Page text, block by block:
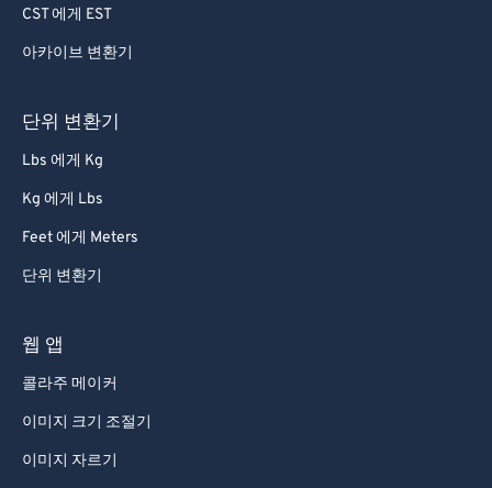
CST 에게 EST
아카이브 변환기
단위 변환기
Lbs 에게 Kg
Kg 에게 Lbs
Feet 에게 Meters
단위 변환기
웹 앱
콜라주 메이커
이미지 크기 조절기
이미지 자르기